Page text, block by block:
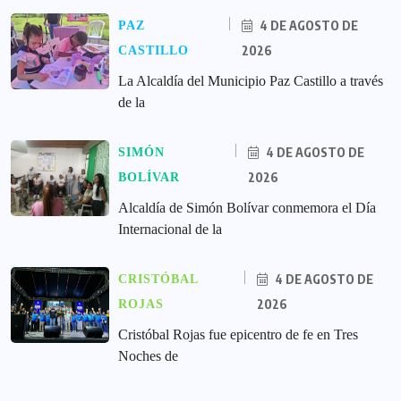
PAZ
CASTILLO
4 DE AGOSTO DE
2026
La Alcaldía del Municipio Paz Castillo a través
de la
SIMÓN
BOLÍVAR
4 DE AGOSTO DE
2026
Alcaldía de Simón Bolívar conmemora el Día
Internacional de la
CRISTÓBAL
ROJAS
4 DE AGOSTO DE
2026
Cristóbal Rojas fue epicentro de fe en Tres
Noches de